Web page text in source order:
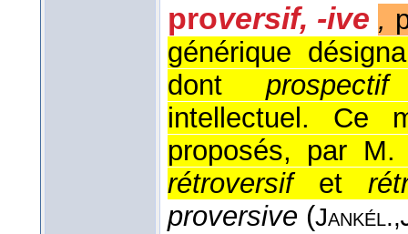
proversif, -ive ,
générique
dont prospectif
intellectuel.
proposés, par
rétroversifet
proversive (Jankél.,